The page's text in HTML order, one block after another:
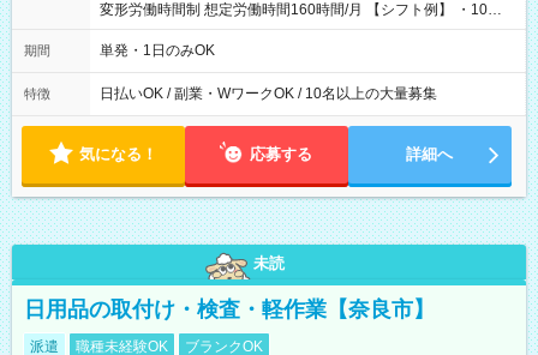
変形労働時間制 想定労働時間160時間/月 【シフト例】 ・10：
00～20：00
期間 単発・1日のみOK
特徴 日払いOK / 副業・WワークOK / 10名以上の大量募集
気になる！ 応募する 詳細へ
未読
日用品の取付け・検査・軽作業【奈良市】
派遣 職種未経験OK ブランクOK